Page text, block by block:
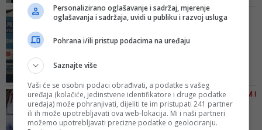
na Evropskom prvenstvu i
direktno izborile ulazak u
SELEKTOR KOŠARKAŠKE
PONOSAN NA IGRAČICE
Reprezentativka BiH Matea Tavić
je izjavila da je presretna zbog
pobjede na otvaranju
Eurobasketa, u prvom nastupu
SA SLOVAČKOM, HRVATSKOM I
GRČKOM
Košarkašice BiH u
Personalizirano oglašavanje i sadržaj, mjerenje
oglašavanja i sadržaja, uvidi u publiku i razvoj usluga
Pohrana i/ili pristup podacima na uređaju
Saznajte više
Vaši će se osobni podaci obrađivati, a podatke s vašeg
uređaja (kolačiće, jedinstvene identifikatore i druge podatke
uređaja) može pohranjivati, dijeliti te im pristupati 241 partner
ili ih može upotrebljavati ova web-lokacija. Mi i naši partneri
možemo upotrebljavati precizne podatke o geolociranju.